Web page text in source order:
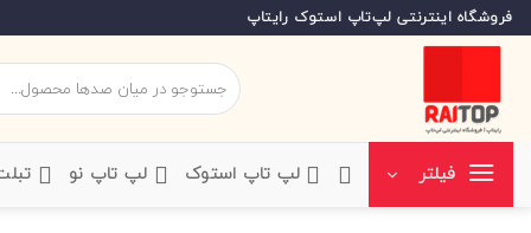
Skip
to
فروشگاه اینترنتی لپ‌تاپ استوک رایتاپ
جستجو
برای:
فیلتر ‌لپ تاپ استوک ‌لپ تاپ نو